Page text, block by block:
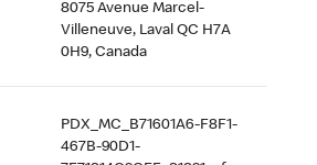
8075 Avenue Marcel-
Villeneuve, Laval QC H7A
0H9, Canada
PDX_MC_B71601A6-F8F1-
467B-90D1-